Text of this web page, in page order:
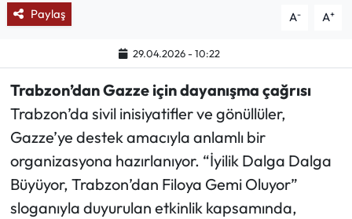
Paylaş A- A+
29.04.2026 - 10:22
Trabzon’dan Gazze için dayanışma çağrısı
Trabzon’da sivil inisiyatifler ve gönüllüler,
Gazze’ye destek amacıyla anlamlı bir
organizasyona hazırlanıyor. “İyilik Dalga Dalga
Büyüyor, Trabzon’dan Filoya Gemi Oluyor”
sloganıyla duyurulan etkinlik kapsamında,
Karikatür Galeri
BIK
ASTROLOJİ
Spor Yazıları
Mektup Galeri